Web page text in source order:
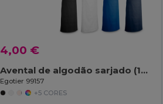
4,00 €
Avental de algodão sarjado (180 g/m²)
Egotier 99157
+5 CORES